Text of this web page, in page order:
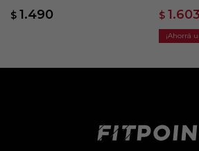
$ 1.490 $ 1.603